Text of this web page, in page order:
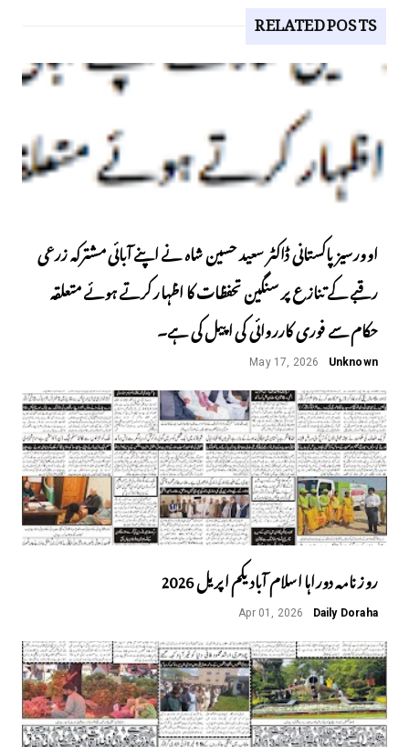
RELATED POSTS
اوورسیز پاکستانی ڈاکٹر سعید حسین شاہ نے اپنے آبائی مشترکہ زرعی
رقبے کے تنازع پر سنگین تحفظات کا اظہار کرتے ہوئے متعلقہ
حکام سے فوری کارروائی کی اپیل کی ہے۔
Unknown
May 17, 2026
روز نامہ دوراہا اسلام آباد یکم اپریل 2026
Daily Doraha
Apr 01, 2026